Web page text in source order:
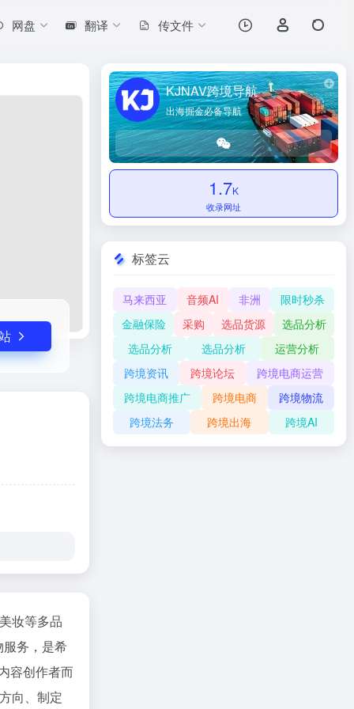
网盘 翻译 传文件
妆等多品
务，是希
容创作者而
向、制定
KJNAV跨境导航
出海掘金必备导航
1.7K
收录网址
标签云
马来西亚 音频AI 非洲
限时秒杀
金融保险
采购 选品货源
选品分析
选品分析
选品分析
运营分析
跨境资讯
跨境论坛
跨境电商运营
跨境电商推广
跨境电商
跨境物流
跨境法务
跨境出海 跨境AI